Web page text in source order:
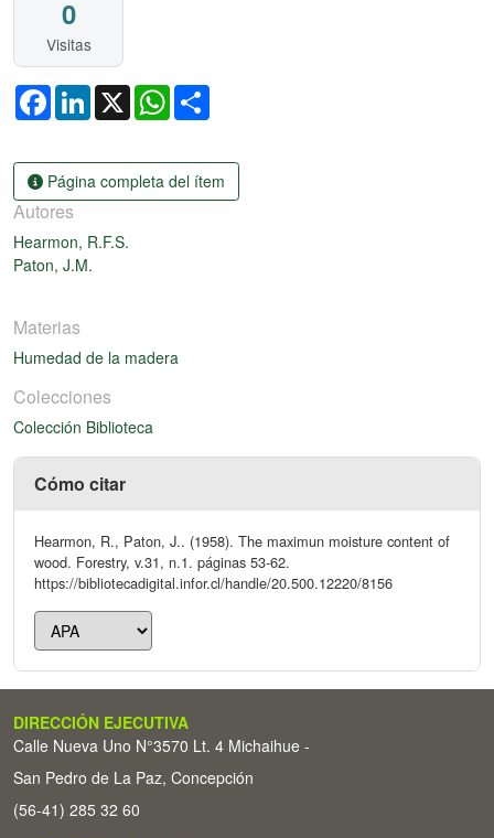
0
Visitas
FacebookLinkedIn
X WhatsApp
Página completa del ítem
Autores
Hearmon, R.F.S.
Paton, J.M.
Materias
Humedad de la madera
Colecciones
Colección Biblioteca
Cómo citar
Hearmon, R., Paton, J.. (1958). The maximun moisture content of
wood. Forestry, v.31, n.1. páginas 53-62.
https://bibliotecadigital.infor.cl/handle/20.500.12220/8156
DIRECCIÓN EJECUTIVA
Calle Nueva Uno N°3570 Lt. 4 Michaihue -
San Pedro de La Paz, Concepción
(56-41) 285 32 60